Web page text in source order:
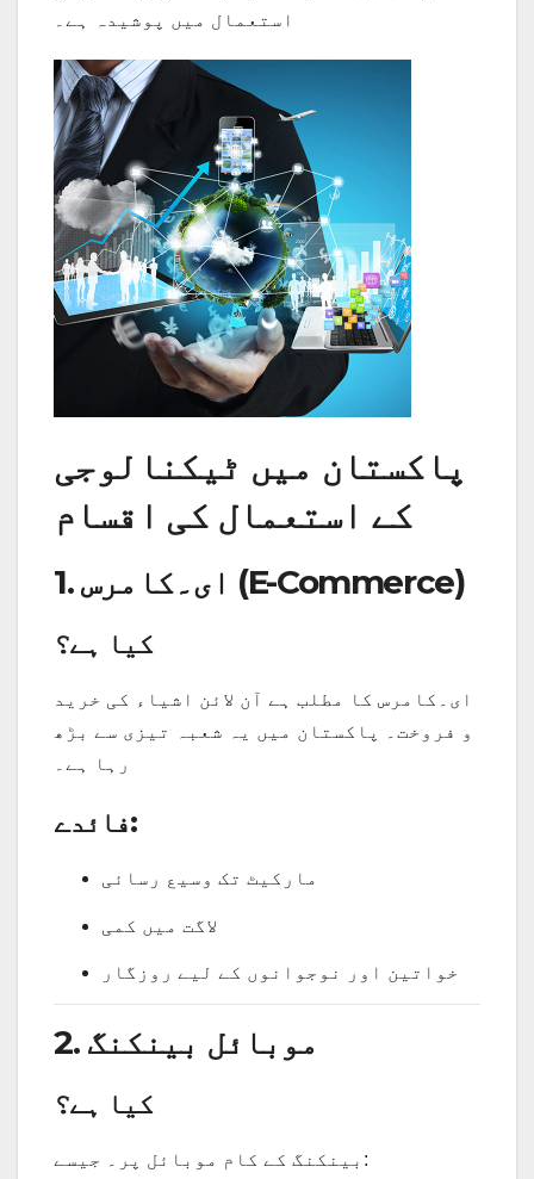
استعمال میں پوشیدہ ہے۔
پاکستان میں ٹیکنالوجی
کے استعمال کی اقسام
1. ای۔کامرس (E-Commerce)
کیا ہے؟
ای۔کامرس کا مطلب ہے آن لائن اشیاء کی خرید
و فروخت۔ پاکستان میں یہ شعبہ تیزی سے بڑھ
رہا ہے۔
فائدے:
مارکیٹ تک وسیع رسائی
لاگت میں کمی
خواتین اور نوجوانوں کے لیے روزگار
2. موبائل بینکنگ
کیا ہے؟
بینکنگ کے کام موبائل پر۔ جیسے: